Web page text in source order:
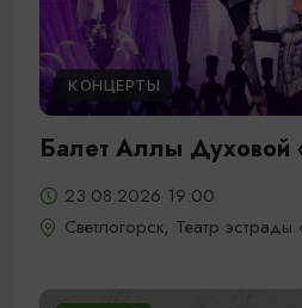
КОНЦЕРТЫ
Балет Аллы Духовой
23.08.2026 19:00
Светлогорск, Театр эстрады